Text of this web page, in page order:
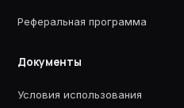
Реферальная программа
Документы
Условия использования